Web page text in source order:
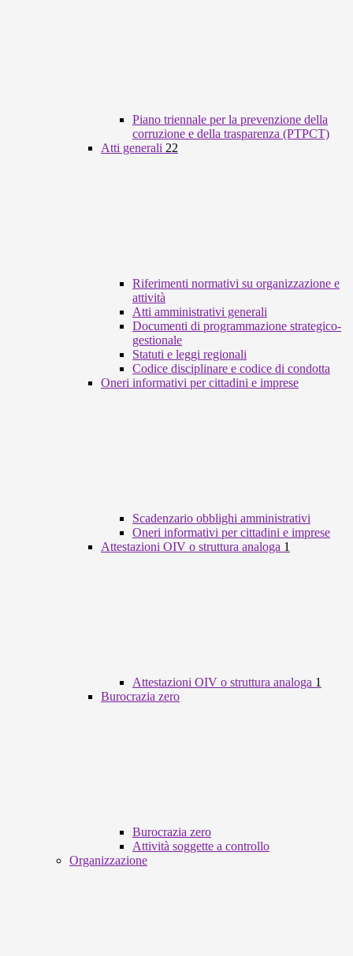
Piano triennale per la prevenzione della
corruzione e della trasparenza (PTPCT)
Atti generali 22
Riferimenti normativi su organizzazione e
attività
Atti amministrativi generali
Documenti di programmazione strategico-
gestionale
Statuti e leggi regionali
Codice disciplinare e codice di condotta
Oneri informativi per cittadini e imprese
Scadenzario obblighi amministrativi
Oneri informativi per cittadini e imprese
Attestazioni OIV o struttura analoga 1
Attestazioni OIV o struttura analoga 1
Burocrazia zero
Burocrazia zero
Attività soggette a controllo
Organizzazione